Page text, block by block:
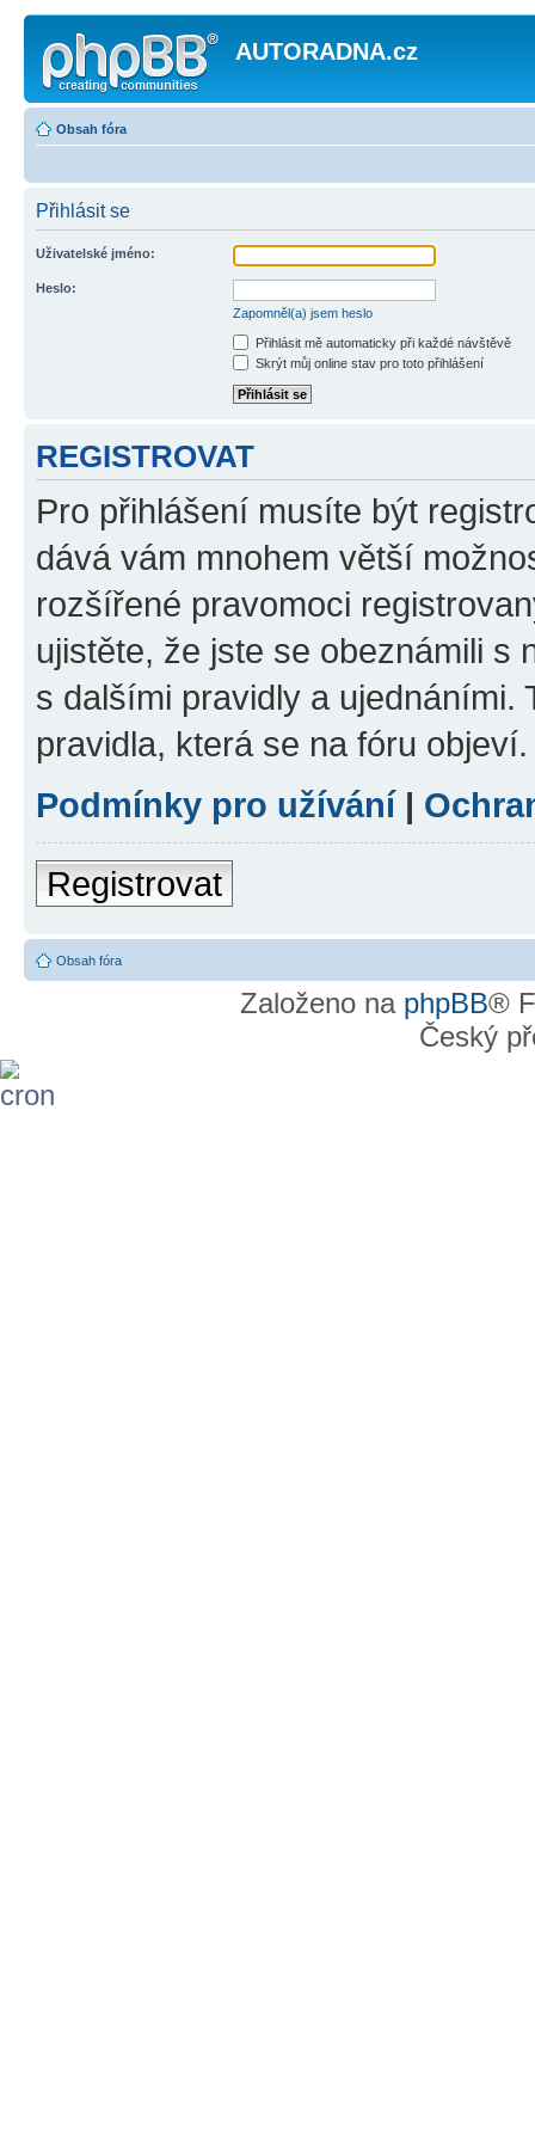
AUTORADNA.cz
Obsah fóra
Přihlásit se
Uživatelské jméno:
Heslo:
Zapomněl(a) jsem heslo
Přihlásit mě automaticky při každé návštěvě
Skrýt můj online stav pro toto přihlášení
REGISTROVAT
Pro přihlášení musíte být
dává vám mnohem větší
rozšířené pravomoci
ujistěte, že jste se obeznámili s
s dalšími pravidly a ujednáními.
pravidla, která se na fóru objeví.
Podmínky pro užívání|
Registrovat
Obsah fóra
Založeno na phpBB®
Český